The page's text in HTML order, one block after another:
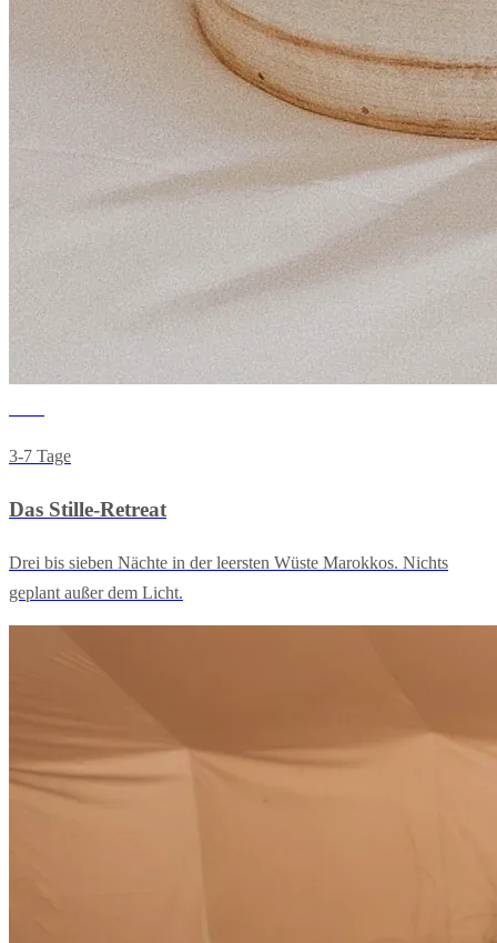
3-7 Tage
Das Stille-Retreat
Drei bis sieben Nächte in der leersten Wüste Marokkos. Nichts
geplant außer dem Licht.